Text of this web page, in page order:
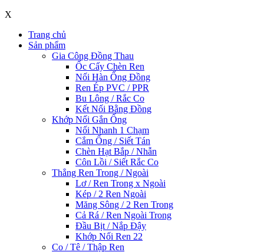
X
Trang chủ
Sản phẩm
Gia Công Đồng Thau
Ốc Cấy Chèn Ren
Nối Hàn Ống Đồng
Ren Ép PVC / PPR
Bu Lông / Rắc Co
Kết Nối Bằng Đồng
Khớp Nối Gắn Ống
Nối Nhanh 1 Chạm
Cắm Ống / Siết Tán
Chèn Hạt Bắp / Nhẫn
Côn Lồi / Siết Rắc Co
Thẳng Ren Trong / Ngoài
Lơ / Ren Trong x Ngoài
Kép / 2 Ren Ngoài
Măng Sông / 2 Ren Trong
Cả Rá / Ren Ngoài Trong
Đầu Bịt / Nắp Đậy
Khớp Nối Ren 22
Co / Tê / Thập Ren